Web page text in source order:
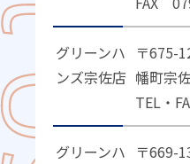
グリーンハ
ンズ宗佐店
〒675-
幡町宗
TEL・
グリーンハ
〒669-